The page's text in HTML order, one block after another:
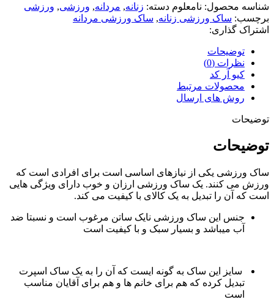
شناسه محصول: نامعلوم دسته: زنانه, مردانه, ورزشی, ورزشی
برچسب: ساک ورزشی زنانه, ساک ورزشی مردانه
اشتراک گذاری:
توضیحات
نظرات (0)
کیو آر کد
محصولات مرتبط
روش های ارسال
توضیحات
توضیحات
ساک ورزشی یکی از نیازهای اساسی است برای افرادی است که
ورزش می کنند. یک ساک ورزشی ارزان و خوب دارای ویژگی هایی
است که آن را تبدیل به یک کالای با کیفیت می کند.
جنس این ساک ورزشی نایک ساتن مرغوب است و نسبتا ضد
آب میباشد و بسیار سبک و با کیفیت است
سایز این ساک به گونه ایست که آن را به یک ساک اسپرت
تبدیل کرده که هم برای خانم ها و هم برای آقایان مناسب
است